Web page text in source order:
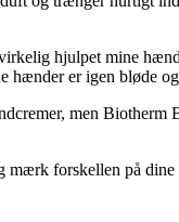
hjulpet mine
hænder er igen bløde
men
forskellen på